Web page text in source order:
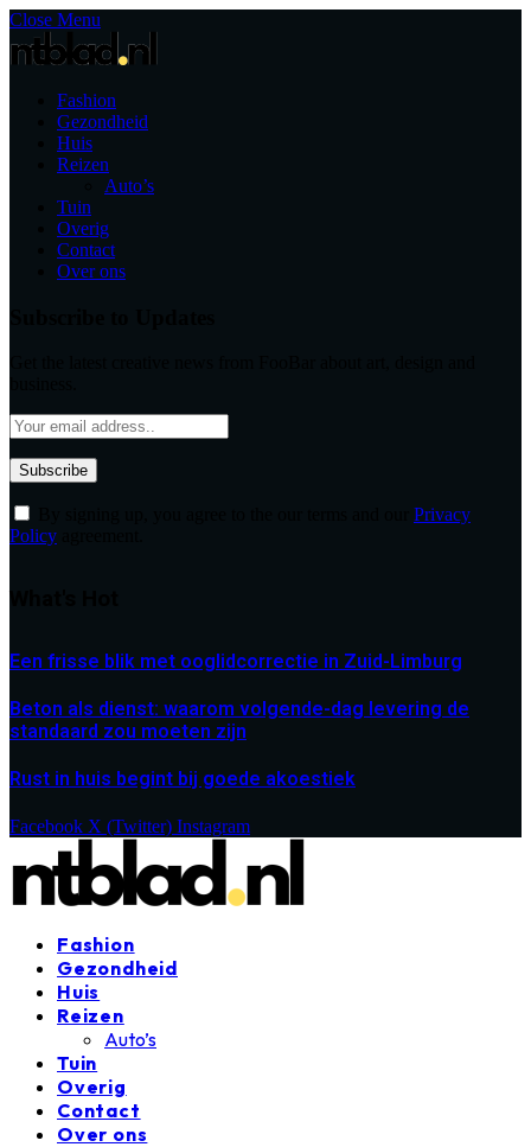
Close Menu
Fashion
Gezondheid
Huis
Reizen
Auto’s
Tuin
Overig
Contact
Over ons
Privacy
Policy
Een frisse blik met ooglidcorrectie in Zuid-Limburg
Beton als dienst: waarom volgende-dag levering de
standaard zou moeten zijn
Rust in huis begint bij goede akoestiek
Facebook X (Twitter) Instagram
Fashion
Gezondheid
Huis
Reizen
Auto’s
Tuin
Overig
Contact
Over ons